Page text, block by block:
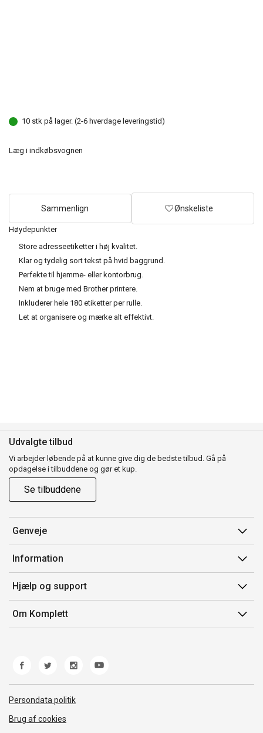
Høydepunkter
Store adresseetiketter i høj kvalitet.
Klar og tydelig sort tekst på hvid baggrund.
Perfekte til hjemme- eller kontorbrug.
Nem at bruge med Brother printere.
Inkluderer hele 180 etiketter per rulle.
Let at organisere og mærke alt effektivt.
10 stk på lager. (2-6 hverdage leveringstid)
Læg i indkøbsvognen
Sammenlign Ønskeliste
Udvalgte tilbud
Vi arbejder løbende på at kunne give dig de bedste tilbud. Gå på
opdagelse i tilbuddene og gør et kup.
Se tilbuddene
Genveje
Min side
Ordrehistorik
Gavekort
Information
Salgsbetingelser
Mærker/producent
Fortrydelsesret
Hjælp og support
Kontakt os
Kundeservice
Fejl/Mangler
Fragt og levering
Om Komplett
Persondata politik
Brug af cookies